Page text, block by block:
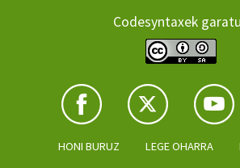
Codesyntaxek
HONI BURUZ LEGE OHARRA